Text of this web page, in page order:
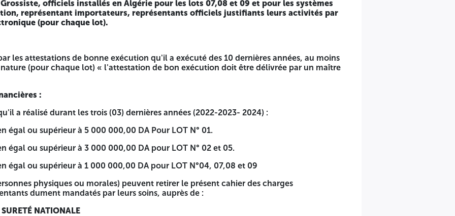
de matériel similaire livré par la chambre de commerce et d'industrie, ou Grossiste, officiels installés en
ou de reproduction, représentant importateurs, représentants officiels justifiants leurs activités par le
qu'il a exécuté des 10 dernières années, au moins un (01) marché de même nature (pour chaque lot) «
d'ouvrage public ».
dernières années (2022-2023- 2024) :
DA Pour LOT N° 01.
DA pour LOT N° 02 et 05.
DA pour LOT N°04, 07,08 et 09
peuvent retirer le présent cahier des charges directement ou par les représentants dument mandatés par leurs soins,
officiels installés en Algérie pour les lots 07,08 et 09 et pour les systèmes
représentant importateurs, représentants officiels justifiants leurs activités par
(pour chaque lot).
les attestations de bonne exécution qu'il a exécuté des 10 dernières années, au moins
(pour chaque lot) « l'attestation de bon exécution doit être délivrée par un maître
:
a réalisé durant les trois (03) dernières années (2022-2023- 2024) :
égal ou supérieur à 5 000 000,00 DA Pour LOT N° 01.
égal ou supérieur à 3 000 000,00 DA pour LOT N° 02 et 05.
égal ou supérieur à 1 000 000,00 DA pour LOT N°04, 07,08 et 09
physiques ou morales) peuvent retirer le présent cahier des charges
dument mandatés par leurs soins, auprès de :
NATIONALE